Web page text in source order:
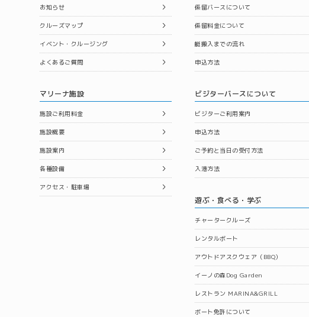
お知らせ
クルーズマップ
イベント・クルージング
よくあるご質問
マリーナ施設
施設ご利用料金
施設概要
施設案内
各種設備
アクセス・駐車場
係留バースについて
係留料金について
艇搬入までの流れ
申込方法
ビジターバースについて
ビジターご利用案内
申込方法
ご予約と当日の受付方法
入港方法
遊ぶ・食べる・学ぶ
チャータークルーズ
レンタルボート
アウトドアスクウェア（BBQ）
イーノの森Dog Garden
レストラン MARINA&GRILL
ボート免許について